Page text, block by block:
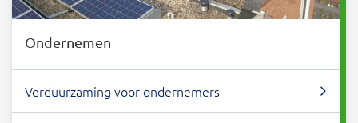
Ondernemen
Verduurzaming voor ondernemers